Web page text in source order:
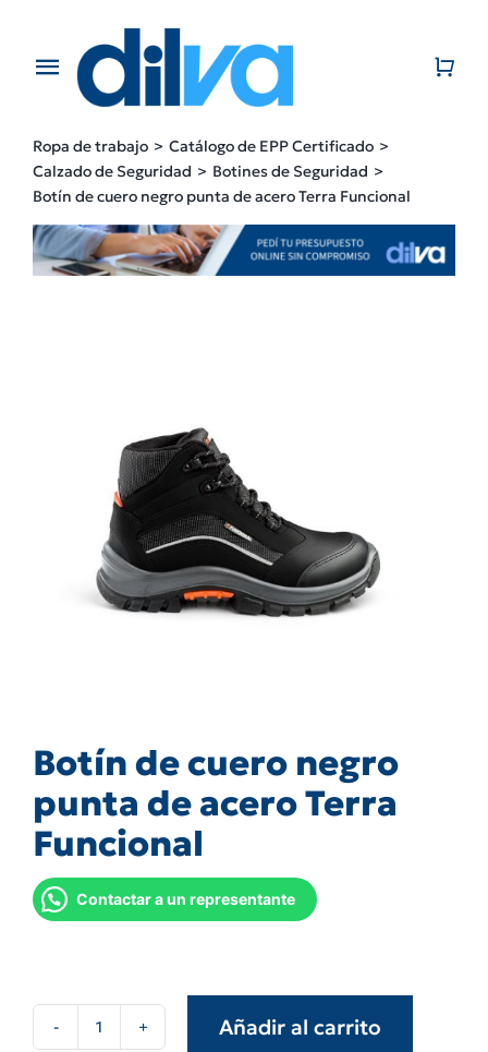
contentToggle
EMPRESA
PRODUCTOS
Ropa de trabajo
Catálogo de EPP Certificado
Calzado de Seguridad
Botines de Seguridad
Botín de cuero negro punta de acero Terra Funcional
Botín de cuero negro
punta de acero Terra
Funcional
Contactar a un representante
Botín
Añadir al carrito